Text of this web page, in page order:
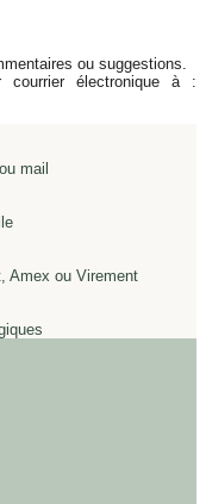
ou suggestions.
courrier électronique à :
mail
Amex ou Virement